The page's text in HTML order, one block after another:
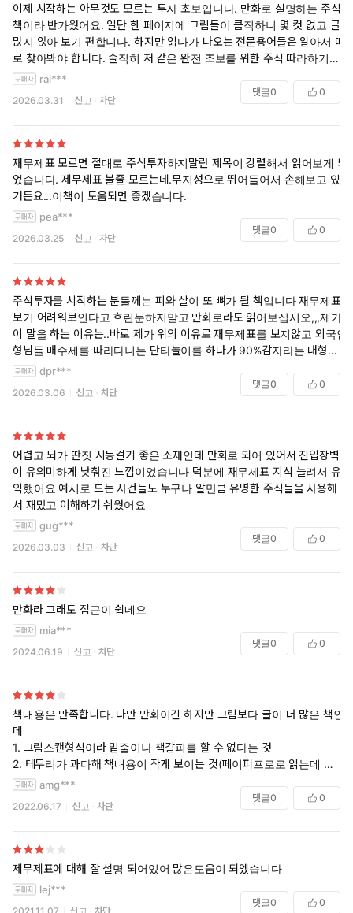
왕초보도 쉽게 볼 수 있는 ‘투자 맞춤형’ 재무제표 읽기 비법!
만화로 한층 더 쉽고 재미있게 보는 재무제표 바이블!
2020년 최신 개정판으로 출간된 《재무제표 모르면 주식투자 절
대로 하지마라》가 독자들에게 더욱 큰 사랑을 받으며 베스트셀
러에 올랐다. 이런 선풍적인 인기에 힘입어 이번에는 만화로 출시
되었다. 주식 투자자를 위한 재무제표 읽는 법을 사경인 회계사가
알려주는 강의 형태의 만화로 더욱 알기 쉽고 재미있게 구성했다.
재무상태표의 구조, 전자공시 보는 방법 등 주식 투자자라면 반드
시 짚고 넘어가야 할 재무제표 지식을 담은 ‘체크 포인트’ 와 회사
의 자료 및 공시 내용 등 실제 사례로 연습할 수 있는 ‘사례 실습’
코너를 실었다. 또한 만화 페이지에서 공개하는 의미 있는 기업
사례 일부의 뒷이야기를 실은 ‘저자 후기’를 더하였다.
모르면 주식투자 절대로 하지마라》(상)에서는 치열한 주식 시
장에서 재무제표가 왜 수익률에 큰 도움이 되는지, 어떻게 손실을
줄일 수 있는지 ‘오직 투자자를 위한’ 재무제표 독해 비기를 만화
로 훨씬 입체감 있고 생생하게 전달한다. 원작을 아직 읽지 않은
독자라면 주식 투자 입문용으로 선택해도 좋을 것이며, 원작을
이미 읽은 독자라 할지라도 다른 느낌으로 더욱 쉽게 이해하는 데
큰 도움이 될 것이다.
이제 시작하는 아무것도 모르는 투자 초보입니다. 만화로 설명하는 주식
책이라 반가웠어요. 일단 한 페이지에 그림들이 큼직하니 몇 컷 없고 글이
많지 않아 보기 편합니다. 하지만 읽다가 나오는 전문용어들은 알아서 따
로 찾아봐야 합니다. 솔직히 저 같은 완전 초보를 위한 주식 따라하기 류
의 책은 아니고 ㅋㅋ 재무제표 쪽에 특화되어 있어 기본은 아는 분들이 읽
으면 더 좋겠다 싶네요. 어쨋든 읽어두면 도움은 많이 될 것 같습니다.
rai***
2026.03.31 신고 차단
댓글0 0
재무제표 모르면 절대로 주식투자하지말란 제목이 강렬해서 읽어보게 되
었습니다. 제무제표 볼줄 모르는데.무지성으로 뛰어들어서 손해보고 있
거든요...이책이 도움되면 좋겠습니다.
pea***
2026.03.25 신고 차단
댓글0 0
주식투자를 시작하는 분들께는 피와 살이 또 뼈가 될 책입니다 재무제표
보기 어려워보인다고 흐린눈하지말고 만화로라도 읽어보십시오,,,제가
이 말을 하는 이유는..바로 제가 위의 이유로 재무제표를 보지않고 외국인
형님들 매수세를 따라다니는 단타놀이를 하다가 90%감자라는 대형악재
를 떠안게 됐기 때문이죠ㅎㅎ... 재무제표를 봤더라면 썩어가는 회사라는
걸 미리 알수있었을텐데 뻔히 공개된 시그널을 까막눈이라 못보고 비싼
수업료를 냈네요
dpr***
2026.03.06 신고 차단
댓글0 0
어렵고 뇌가 딴짓 시동걸기 좋은 소재인데 만화로 되어 있어서 진입장벽
이 유의미하게 낮춰진 느낌이었습니다 덕분에 재무제표 지식 늘려서 유
익했어요 예시로 드는 사건들도 누구나 알만큼 유명한 주식들을 사용해
서 재밌고 이해하기 쉬웠어요
gug***
2026.03.03 신고 차단
댓글0 0
만화라 그래도 접근이 쉽네요
mia***
2024.06.19 신고 차단
댓글0 0
책내용은 만족합니다. 다만 만화이긴 하지만 그림보다 글이 더 많은 책인
데
1. 그림스캔형식이라 밑줄이나 책갈피를 할 수 없다는 것
2. 테두리가 과다해 책내용이 작게 보이는 것(페이퍼프로로 읽는데 작습
니다)
해당도서를 E북으로 구매시, 만화와 일반책을 고민하신다면 위 사유로 일
반책을 추천드립니다.
amg***
2022.06.17 신고 차단
댓글0 0
제무제표에 대해 잘 설명 되어있어 많은도움이 되엤습니다
lej***
댓글0 0